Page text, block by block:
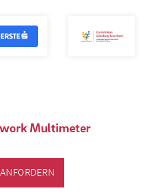
Multimeter